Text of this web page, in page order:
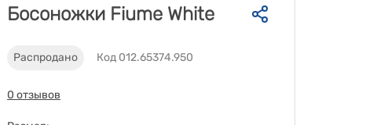
Босоножки Fiume White
Распродано Код 012.65374.950
0 отзывов